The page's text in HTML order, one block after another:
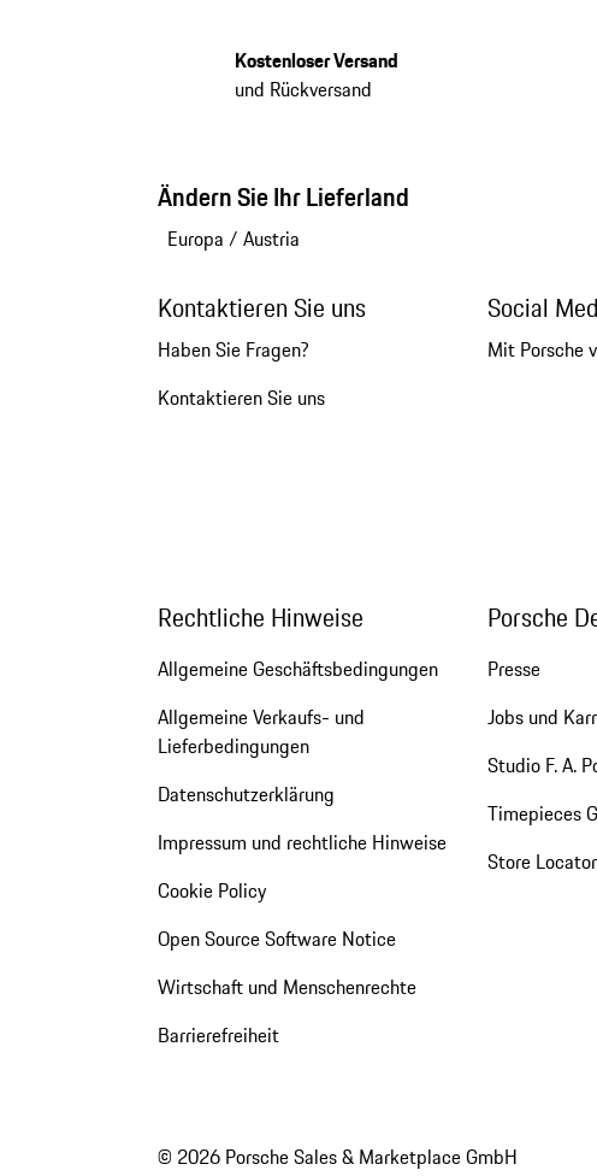
Kostenloser Versand
und Rückversand
Ändern Sie Ihr Lieferland
Europa / Austria
Kontaktieren Sie uns
Haben Sie Fragen?
Kontaktieren Sie uns
Social
Mit Porsche
Rechtliche Hinweise
Allgemeine Geschäftsbedingungen
Allgemeine Verkaufs- und
Lieferbedingungen
Datenschutzerklärung
Impressum und rechtliche Hinweise
Cookie Policy
Open Source Software Notice
Wirtschaft und Menschenrechte
Barrierefreiheit
Porsche
Presse
Jobs und
Studio F. A.
Timepieces
Store Locator
© 2026 Porsche Sales & Marketplace GmbH